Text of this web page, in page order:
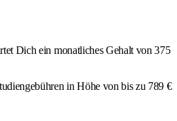
Dich ein monatliches Gehalt von 375
in Höhe von bis zu 789 €